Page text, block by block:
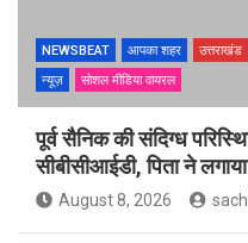
NEWSBEAT आपका शहर उत्तराखंड
न्यूज़
सोशल मीडिया वायरल
पूर्व सैनिक की संदिग्ध
सीबीसीआईडी, पिता ने
August 8, 2026